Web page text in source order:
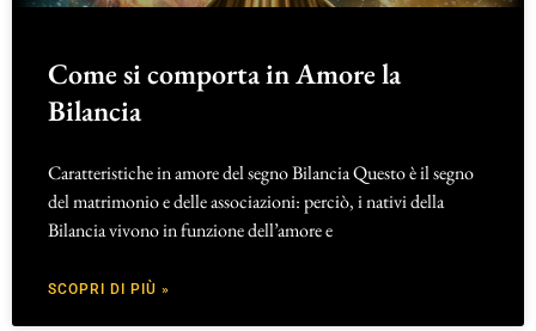
Come si comporta in Amore la
Bilancia
Caratteristiche in amore del segno Bilancia Questo è il segno
del matrimonio e delle associazioni: perciò, i nativi della
Bilancia vivono in funzione dell’amore e
SCOPRI DI PIÙ »